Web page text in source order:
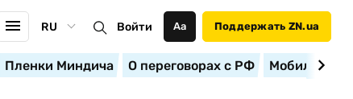
RU Войти Аа Поддержать ZN.ua
Пленки Миндича О переговорах с РФ